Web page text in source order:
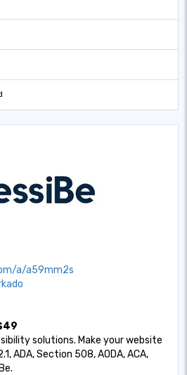
a/a59mm2s
solutions. Make your website
ADA, Section 508, AODA, ACA,